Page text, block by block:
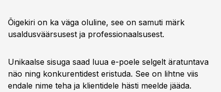
Õigekiri on ka väga oluline, see on samuti märk
usaldusväärsusest ja professionaalsusest.
Unikaalse sisuga saad luua e-poele selgelt äratuntava
näo ning konkurentidest eristuda. See on lihtne viis
endale nime teha ja klientidele hästi meelde jääda.